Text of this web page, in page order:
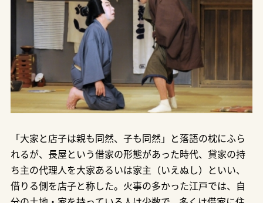
「大家と店子は親も同然、子も同然」と落語の枕にふら
れるが、長屋という借家の形態があった時代、貸家の持
ち主の代理人を大家あるいは家主（いえぬし）といい、
借りる側を店子と称した。火事の多かった江戸では、自